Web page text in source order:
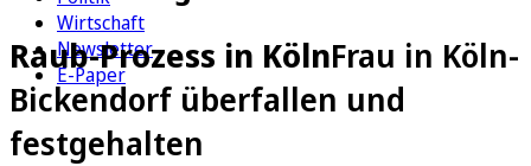
Wirtschaft
Newsletter
E-Paper
Raub-Prozess in KölnFrau in Köln-
Bickendorf überfallen und
festgehalten